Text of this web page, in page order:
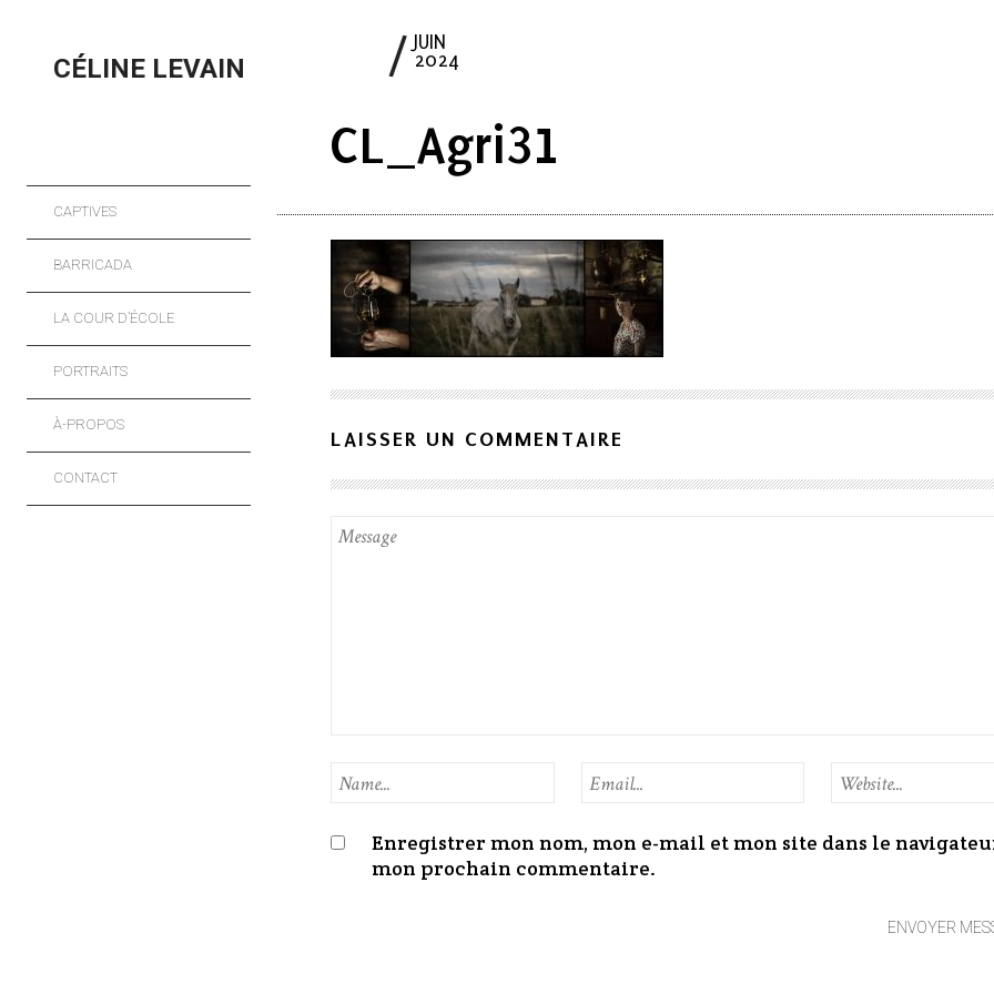
CÉLINE LEVAIN
CAPTIVES
BARRICADA
LA COUR D’ÉCOLE
PORTRAITS
À-PROPOS
CONTACT
JUIN
2024
CL_Agri31
LAISSER UN COMMENTAIRE
Enregistrer mon nom, mon e-mail et mon site dans le
mon prochain commentaire.